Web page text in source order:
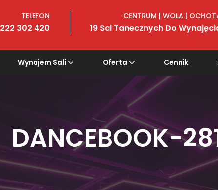
TELEFON
222 302 420
CENTRUM | WOLA |
19 Sal Tanecznych Do
Wynajem Sali Oferta Cennik
DANCEBOOK-